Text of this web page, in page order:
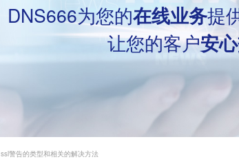
DNS666为您的在线业务提
让您的客户安
ssl警告的类型和相关的解决方法